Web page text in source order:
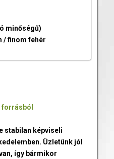
minőségű)
/ finom fehér
stabilan képviseli
Üzletünk jól
így bármikor